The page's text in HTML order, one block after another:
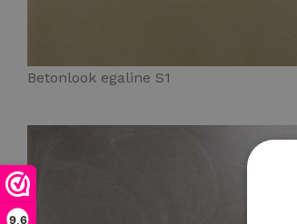
9,6
Betonlook egaline S1